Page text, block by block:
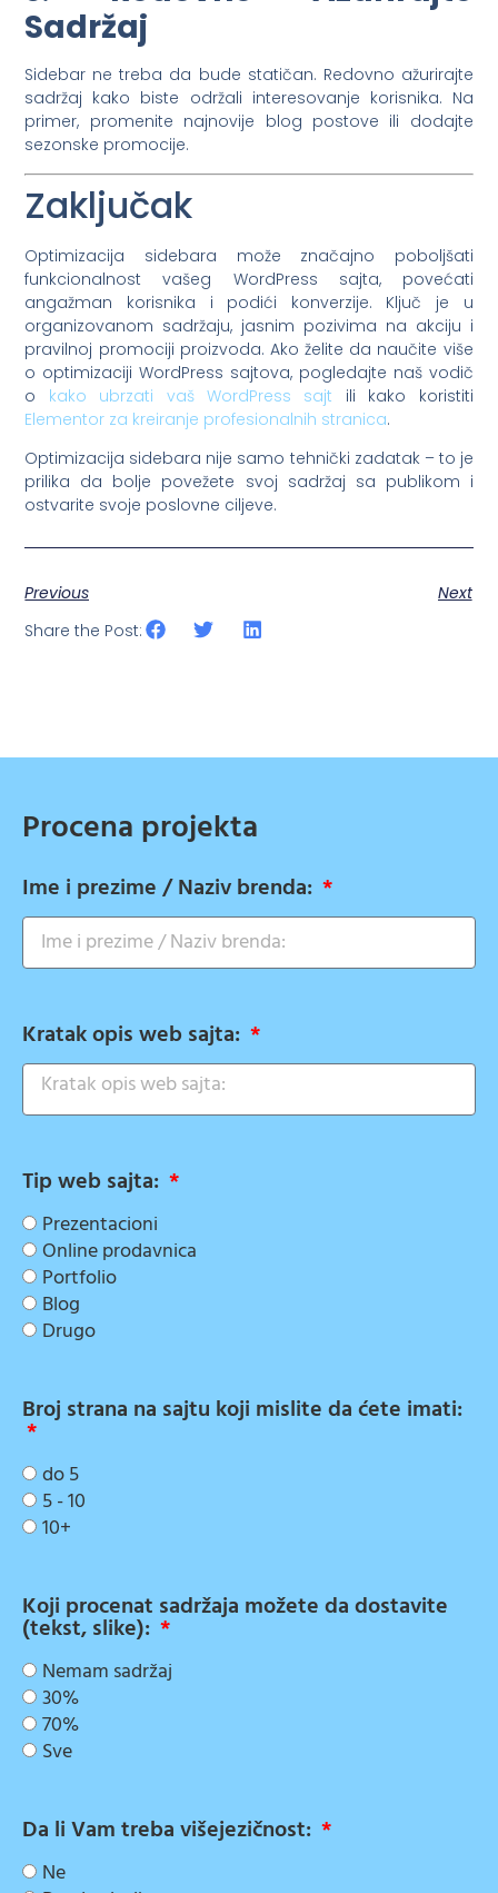
Sadržaj
Sidebar ne treba da bude statičan. Redovno ažurirajte
sadržaj kako biste održali interesovanje korisnika. Na
primer, promenite najnovije blog postove ili dodajte
sezonske promocije.
Zaključak
Optimizacija sidebara može značajno poboljšati
funkcionalnost vašeg WordPress sajta, povećati
angažman korisnika i podići konverzije. Ključ je u
organizovanom sadržaju, jasnim pozivima na akciju i
pravilnoj promociji proizvoda. Ako želite da naučite više
o optimizaciji WordPress sajtova, pogledajte naš vodič
o kako ubrzati vaš WordPress sajt ili kako koristiti
Elementor za kreiranje profesionalnih stranica.
Optimizacija sidebara nije samo tehnički zadatak – to je
prilika da bolje povežete svoj sadržaj sa publikom i
ostvarite svoje poslovne ciljeve.
Previous
Next
Share the Post:
Procena projekta
Ime i prezime / Naziv brenda:
Kratak opis web sajta:
Tip web sajta:
Prezentacioni
Online prodavnica
Portfolio
Blog
Drugo
Broj strana na sajtu koji mislite da ćete imati:
do 5
5 - 10
10+
Koji procenat sadržaja možete da dostavite
(tekst, slike):
Nemam sadržaj
30%
70%
Sve
Da li Vam treba višejezičnost:
Ne